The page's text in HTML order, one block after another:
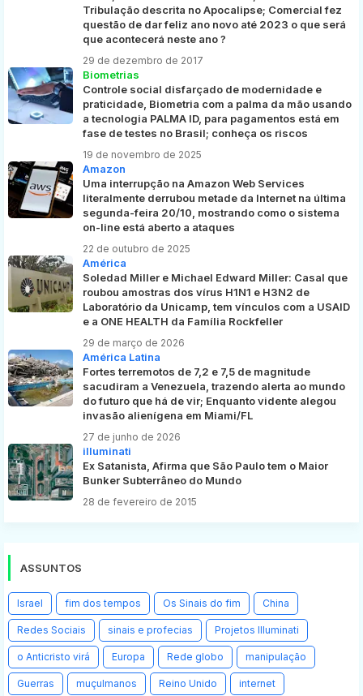
Tribulação descrita no Apocalipse; Comercial fez
questão de dar feliz ano novo até 2023 o que será
que acontecerá neste ano ?
29 de dezembro de 2017
Biometrias
Controle social disfarçado de modernidade e
praticidade, Biometria com a palma da mão usando
a tecnologia PALMA ID, para pagamentos está em
fase de testes no Brasil; conheça os riscos
19 de novembro de 2025
Amazon
Uma interrupção na Amazon Web Services
literalmente derrubou metade da Internet na última
segunda-feira 20/10, mostrando como o sistema
on-line está aberto a ataques
22 de outubro de 2025
América
Soledad Miller e Michael Edward Miller: Casal que
roubou amostras dos vírus H1N1 e H3N2 de
Laboratório da Unicamp, tem vínculos com a USAID
e a ONE HEALTH da Família Rockfeller
29 de março de 2026
América Latina
Fortes terremotos de 7,2 e 7,5 de magnitude
sacudiram a Venezuela, trazendo alerta ao mundo
do futuro que há de vir; Enquanto vidente alegou
invasão alienígena em Miami/FL
27 de junho de 2026
illuminati
Ex Satanista, Afirma que São Paulo tem o Maior
Bunker Subterrâneo do Mundo
28 de fevereiro de 2015
ASSUNTOS
Israel fim dos tempos Os Sinais do fim China
Redes Sociais sinais e profecias Projetos Illuminati
o Anticristo virá Europa Rede globo manipulação
Guerras muçulmanos Reino Unido internet